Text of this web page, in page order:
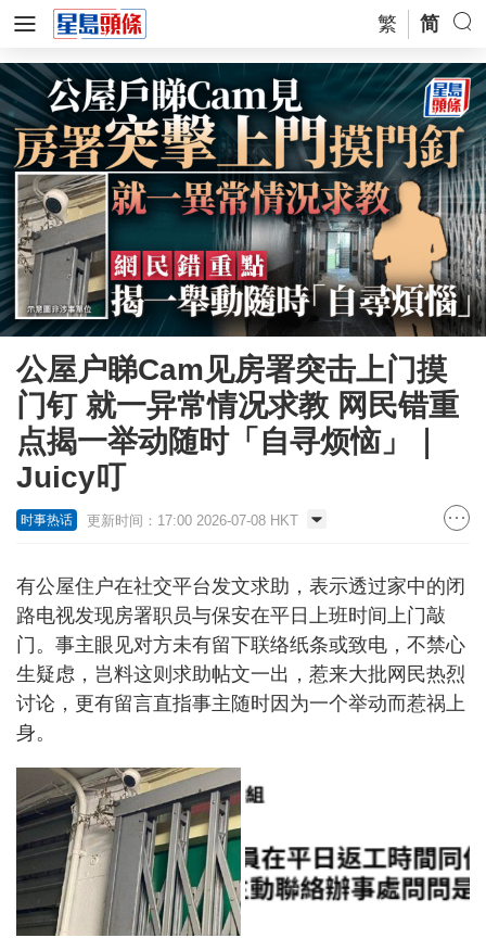
繁 简
公屋户睇Cam见房署突击上门摸
门钉 就一异常情况求教 网民错重
点揭一举动随时「自寻烦恼」｜
Juicy叮
时事热话 更新时间：17:00 2026-07-08 HKT
有公屋住户在社交平台发文求助，表示透过家中的闭
路电视发现房署职员与保安在平日上班时间上门敲
门。事主眼见对方未有留下联络纸条或致电，不禁心
生疑虑，岂料这则求助帖文一出，惹来大批网民热烈
讨论，更有留言直指事主随时因为一个举动而惹祸上
身。